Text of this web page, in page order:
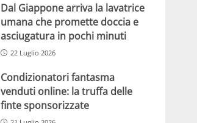
Dal Giappone arriva la lavatrice
umana che promette doccia e
asciugatura in pochi minuti
22 Luglio 2026
Condizionatori fantasma
venduti online: la truffa delle
finte sponsorizzate